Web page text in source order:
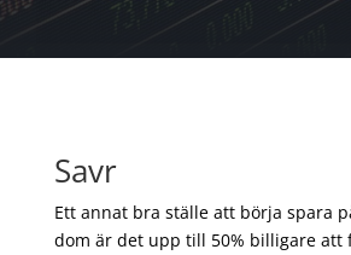
Savr
Ett annat bra ställe att börja spara
dom är det upp till 50% billigare att